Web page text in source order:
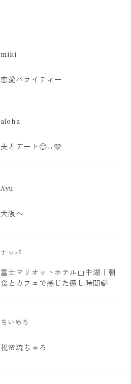
miki
恋愛バライティー
aloha
夫とデート🙂‍↔️🩷
Ayu
大阪へ
ナッパ
富士マリオットホテル山中湖｜朝
食とカフェで感じた癒し時間🍃
ちいめろ
祝🌸琉ちゃろ